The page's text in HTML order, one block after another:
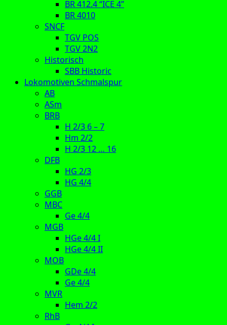
BR 412.4 “ICE 4”
BR 4010
SNCF
TGV POS
TGV 2N2
Historisch
SBB Historic
Lokomotiven Schmalspur
AB
ASm
BRB
H 2/3 6 – 7
Hm 2/2
H 2/3 12 … 16
DFB
HG 2/3
HG 4/4
GGB
MBC
Ge 4/4
MGB
HGe 4/4 I
HGe 4/4 II
MOB
GDe 4/4
Ge 4/4
MVR
Hem 2/2
RhB